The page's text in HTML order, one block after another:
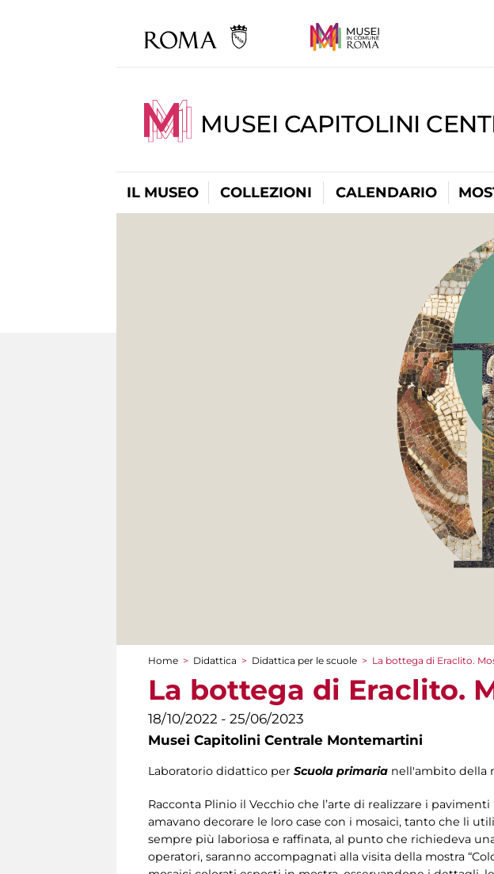
MUSEI CAPITOLINI
IL MUSEO COLLEZIONI CALENDARIO
Tu sei qui
Home > Didattica > Didattica per le scuole > La bottega di Eraclito.
La bottega di Eraclito.
18/10/2022 - 25/06/2023
Musei Capitolini Centrale Montemartini
Laboratorio didattico per Scuola primaria nell'ambito della
Racconta Plinio il Vecchio che l’arte di realizzare i
amavano decorare le loro case con i mosaici, tanto che li
sempre più laboriosa e raffinata, al punto che richiedeva
operatori, saranno accompagnati alla visita della mostra